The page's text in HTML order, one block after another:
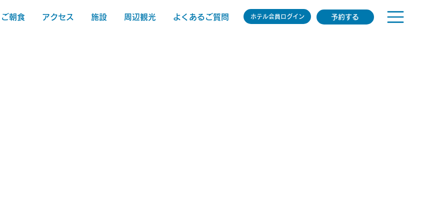
ご朝食 アクセス 施設 周辺観光 よくあるご質問 ホテル会員ログイン 予約する